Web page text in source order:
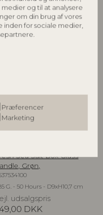
og til at analysere
om din brug af vores
inden for sociale medier,
Præferencer
Marketing
DKK
Sea Salt Box Glass
Grøn,
G. - 50 Hours - D9xH10,7 cm
udsalgspris
DKK